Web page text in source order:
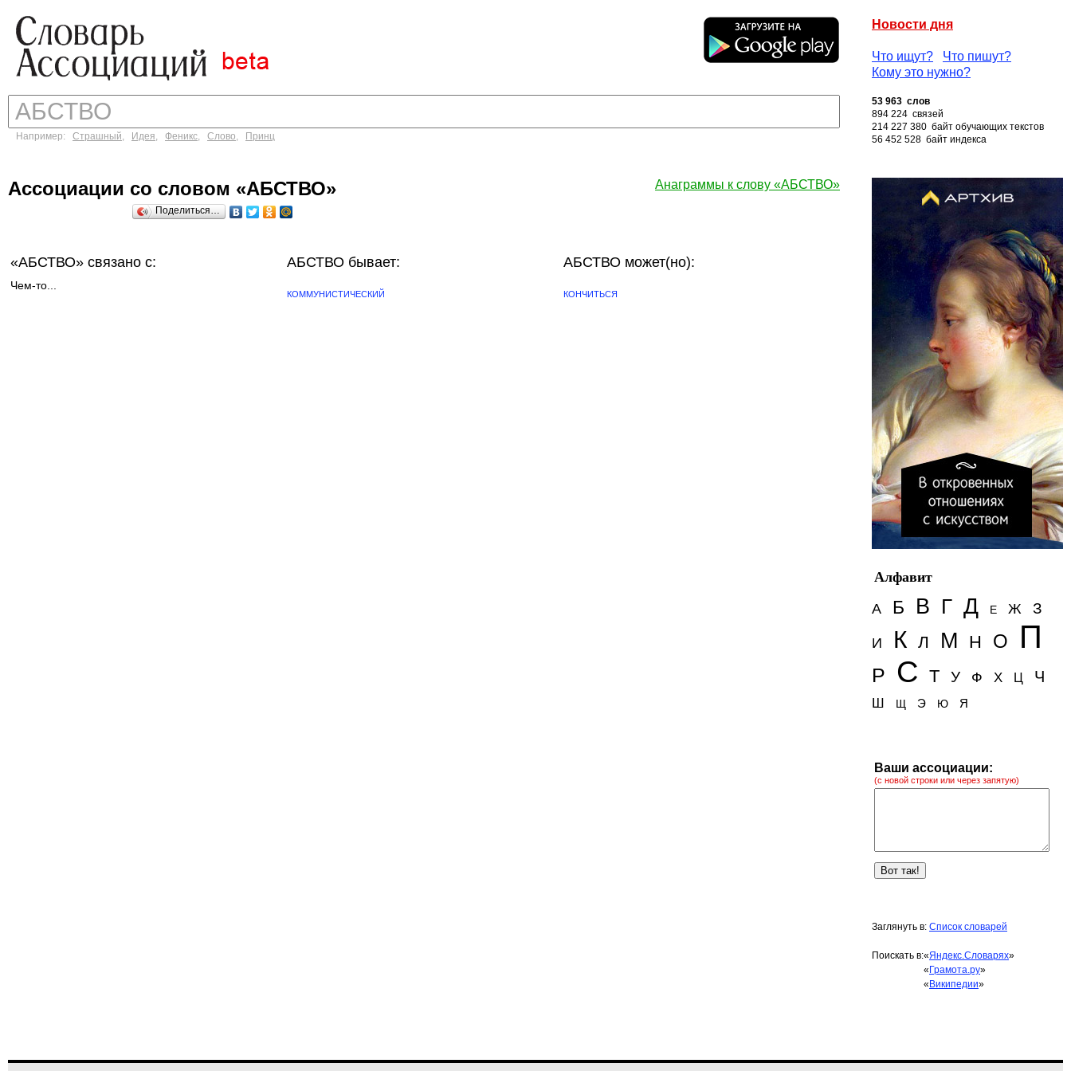
Новости дня
Что ищут?
Что пишут?
Кому это нужно?
Например: Страшный, Идея, Феникс, Слово, Принц
53 963 слов
894 224 связей
214 227 380 байт обучающих текстов
56 452 528 байт индекса
Анаграммы к слову «АБСТВО»
Ассоциации со словом «АБСТВО»
Поделиться…
«АБСТВО» связано с:
Чем-то...
АБСТВО бывает:
КОММУНИСТИЧЕСКИЙ
АБСТВО может(но):
КОНЧИТЬСЯ
Алфавит
А
Б В Г Д Е Ж З
И К Л М Н О П
Р С Т У Ф Х Ц Ч
Ш Щ Э Ю Я
Ваши ассоциации:
(с новой строки или через запятую)
Заглянуть в: Список словарей
Поискать в:«Яндекс.Словарях»
« Грамота.ру»
« Википедии»